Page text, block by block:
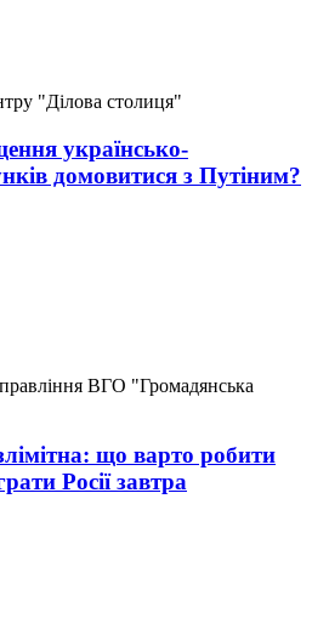
"Ділова столиця"
українсько-
домовитися з Путіним?
ВГО "Громадянська
що варто робити
Росії завтра